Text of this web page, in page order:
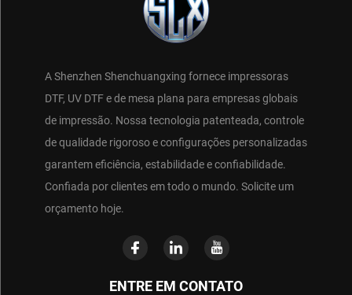
A Shenzhen Shenchuangxing fornece impressoras
DTF, UV DTF e de mesa plana para empresas globais
de impressão. Nossa tecnologia patenteada, controle
de qualidade rigoroso e configurações personalizadas
garantem eficiência, estabilidade e confiabilidade.
Confiada por clientes em todo o mundo. Solicite um
orçamento hoje.
ENTRE EM CONTATO